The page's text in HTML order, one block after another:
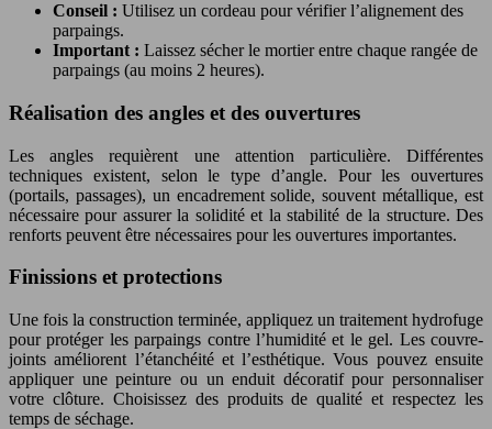
Conseil : Utilisez un cordeau pour vérifier l’alignement des
parpaings.
Important : Laissez sécher le mortier entre chaque rangée de
parpaings (au moins 2 heures).
Réalisation des angles et des ouvertures
Les angles requièrent une attention particulière. Différentes
techniques existent, selon le type d’angle. Pour les ouvertures
(portails, passages), un encadrement solide, souvent métallique, est
nécessaire pour assurer la solidité et la stabilité de la structure. Des
renforts peuvent être nécessaires pour les ouvertures importantes.
Finissions et protections
Une fois la construction terminée, appliquez un traitement hydrofuge
pour protéger les parpaings contre l’humidité et le gel. Les couvre-
joints améliorent l’étanchéité et l’esthétique. Vous pouvez ensuite
appliquer une peinture ou un enduit décoratif pour personnaliser
votre clôture. Choisissez des produits de qualité et respectez les
temps de séchage.